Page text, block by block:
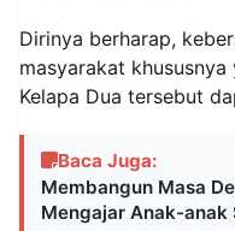
Dirinya berharap,
masyarakat
Kelapa Dua tersebut
Baca Juga:
Membangun Masa
Mengajar Anak-anak